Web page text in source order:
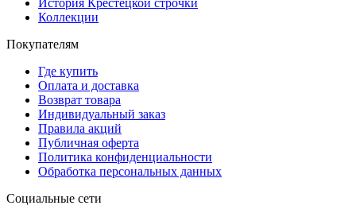
История Крестецкой строчки
Коллекции
Покупателям
Где купить
Оплата и доставка
Возврат товара
Индивидуальный заказ
Правила акций
Публичная оферта
Политика конфиденциальности
Обработка персональных данных
Социальные сети